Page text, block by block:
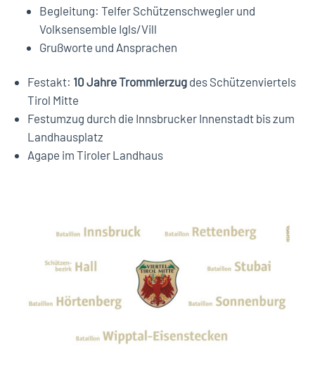
Begleitung: Telfer Schützenschwegler und
Volksensemble Igls/Vill
Grußworte und Ansprachen
Festakt: 10 Jahre Trommlerzug des Schützenviertels
Tirol Mitte
Festumzug durch die Innsbrucker Innenstadt bis zum
Landhausplatz
Agape im Tiroler Landhaus